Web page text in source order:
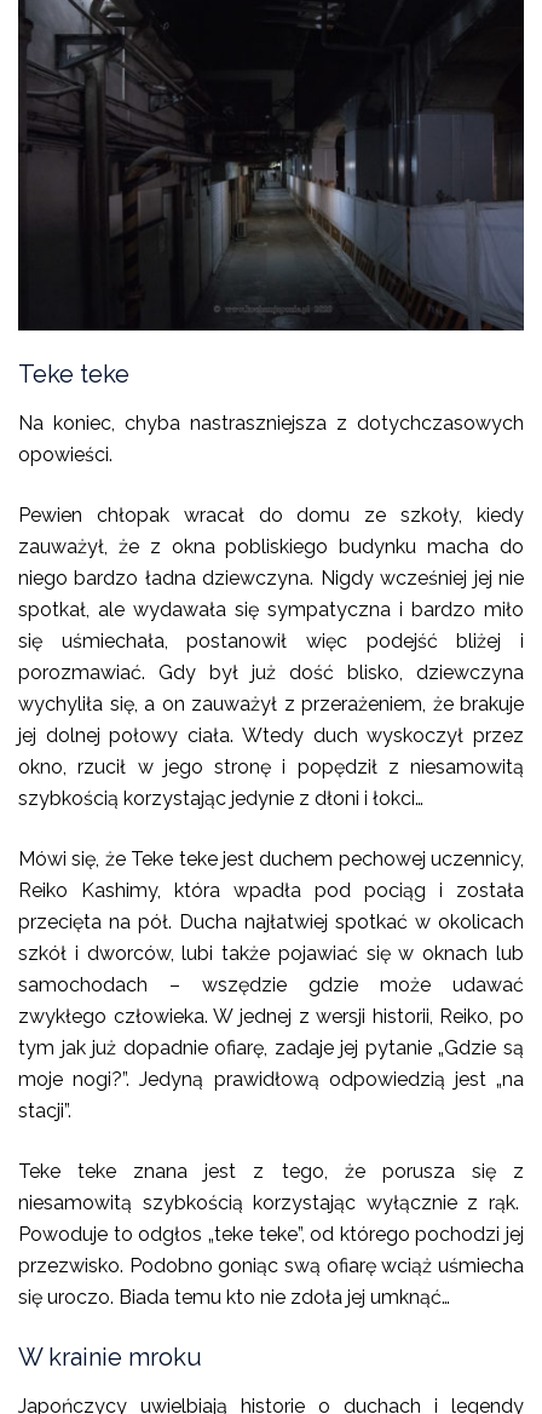
Teke teke
Na koniec, chyba nastraszniejsza z dotychczasowych
opowieści.
Pewien chłopak wracał do domu ze szkoły, kiedy
zauważył, że z okna pobliskiego budynku macha do
niego bardzo ładna dziewczyna. Nigdy wcześniej jej nie
spotkał, ale wydawała się sympatyczna i bardzo miło
się uśmiechała, postanowił więc podejść bliżej i
porozmawiać. Gdy był już dość blisko, dziewczyna
wychyliła się, a on zauważył z przerażeniem, że brakuje
jej dolnej połowy ciała. Wtedy duch wyskoczył przez
okno, rzucił w jego stronę i popędził z niesamowitą
szybkością korzystając jedynie z dłoni i łokci…
Mówi się, że Teke teke jest duchem pechowej uczennicy,
Reiko Kashimy, która wpadła pod pociąg i została
przecięta na pół. Ducha najłatwiej spotkać w okolicach
szkół i dworców, lubi także pojawiać się w oknach lub
samochodach – wszędzie gdzie może udawać
zwykłego człowieka. W jednej z wersji historii, Reiko, po
tym jak już dopadnie ofiarę, zadaje jej pytanie „Gdzie są
moje nogi?”. Jedyną prawidłową odpowiedzią jest „na
stacji”.
Teke teke znana jest z tego, że porusza się z
niesamowitą szybkością korzystając wyłącznie z rąk.
Powoduje to odgłos „teke teke”, od którego pochodzi jej
przezwisko. Podobno goniąc swą ofiarę wciąż uśmiecha
się uroczo. Biada temu kto nie zdoła jej umknąć…
W krainie mroku
Japończycy uwielbiają historie o duchach i legendy